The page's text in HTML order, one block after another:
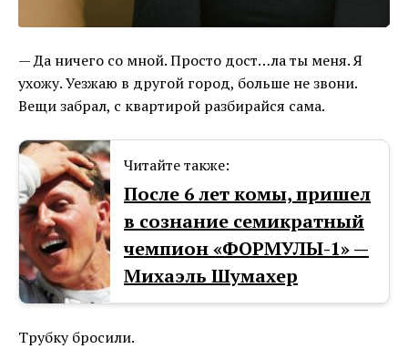
— Да ничего со мной. Просто дост…ла ты меня. Я
ухожу. Уезжаю в другой город, больше не звони.
Вещи забрал, с квартирой разбирайся сама.
Читайте также:
После 6 лет комы, пришел
в сознание семикратный
чемпион «ФОРМУЛЫ-1» —
Михаэль Шумахер
Трубку бросили.